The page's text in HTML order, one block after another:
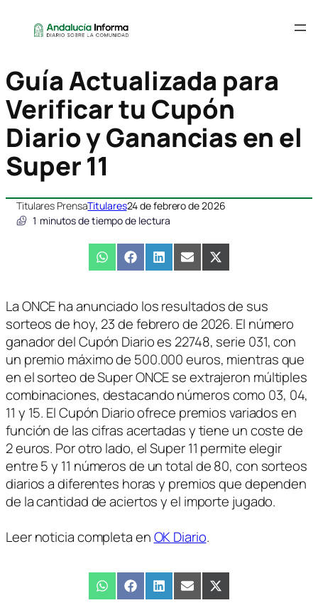
Guía Actualizada para
Verificar tu Cupón
Diario y Ganancias en el
Super 11
Titulares PrensaTitulares24 de febrero de 2026
1 minutos de tiempo de lectura
Compartir
en
WhatsAppCompartir
en
FacebookCompartir
en
LinkedInCompartir
en
EmailCompartir
en
X
(Twitter)
La ONCE ha anunciado los resultados de sus
sorteos de hoy, 23 de febrero de 2026. El número
ganador del Cupón Diario es 22748, serie 031, con
un premio máximo de 500.000 euros, mientras que
en el sorteo de Super ONCE se extrajeron múltiples
combinaciones, destacando números como 03, 04,
11 y 15. El Cupón Diario ofrece premios variados en
función de las cifras acertadas y tiene un coste de
2 euros. Por otro lado, el Super 11 permite elegir
entre 5 y 11 números de un total de 80, con sorteos
diarios a diferentes horas y premios que dependen
de la cantidad de aciertos y el importe jugado.
Leer noticia completa enOK Diario.
Compartir
en
WhatsAppCompartir
en
FacebookCompartir
en
LinkedInCompartir
en
EmailCompartir
en
X
(Twitter)